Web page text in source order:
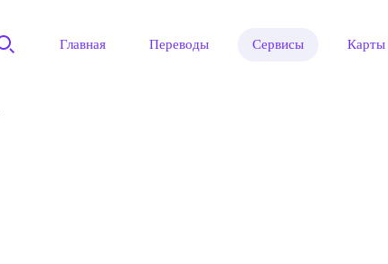
Главная Переводы Сервисы Карты